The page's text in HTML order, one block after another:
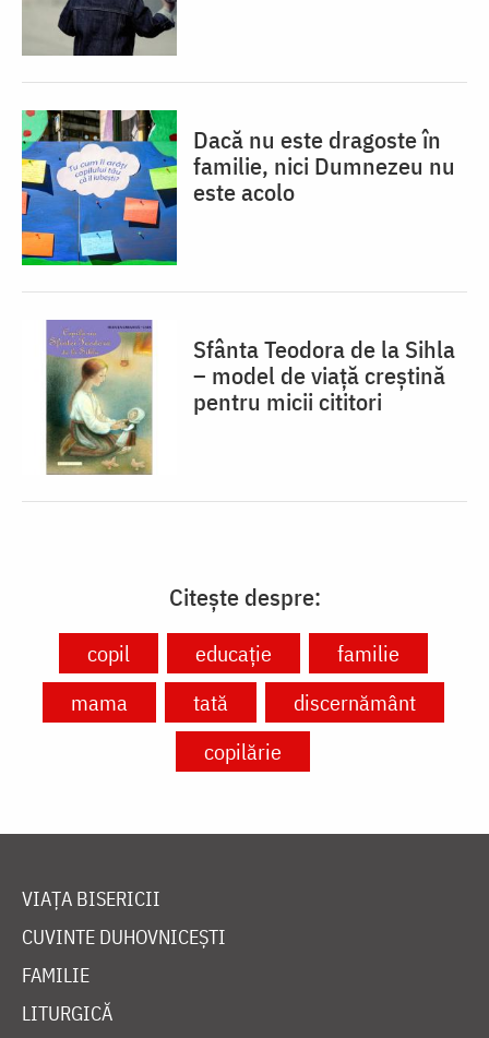
Dacă nu este dragoste în
familie, nici Dumnezeu nu
este acolo
Sfânta Teodora de la Sihla
– model de viaţă creştină
pentru micii cititori
Citește despre:
copil educație
familie
mama
tată
discernământ
copilărie
VIAȚA BISERICII
CUVINTE DUHOVNICEȘTI
FAMILIE
LITURGICĂ